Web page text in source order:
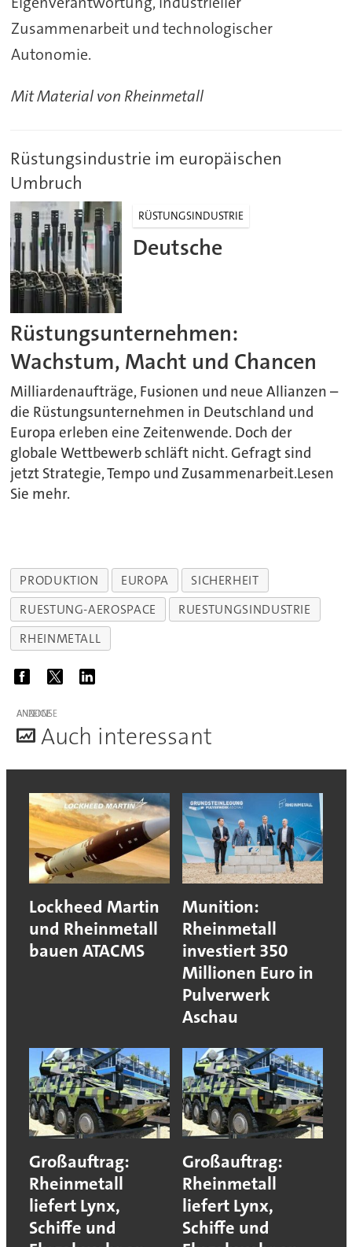
Zusammenarbeit und technologischer
Autonomie.
Mit Material von Rheinmetall
Rüstungsindustrie im europäischen
Umbruch
RÜSTUNGSINDUSTRIE
Deutsche
Rüstungsunternehmen:
Wachstum, Macht und Chancen
Milliardenaufträge, Fusionen und neue Allianzen –
die Rüstungsunternehmen in Deutschland und
Europa erleben eine Zeitenwende. Doch der
globale Wettbewerb schläft nicht. Gefragt sind
jetzt Strategie, Tempo und Zusammenarbeit.Lesen
Sie mehr.
PRODUKTION EUROPA
SICHERHEIT
RUESTUNG-AEROSPACE
RUESTUNGSINDUSTRIE
RHEINMETALL
ANZEIGE
Auch interessant
Lockheed Martin
und Rheinmetall
bauen ATACMS
Munition:
Rheinmetall
investiert 350
Millionen Euro in
Pulverwerk
Aschau
Großauftrag:
Rheinmetall
liefert Lynx,
Schiffe und
Großauftrag:
Rheinmetall
liefert Lynx,
Schiffe und